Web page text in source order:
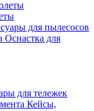
для пылесосов
Оснастка для
для тележек
Кейсы,